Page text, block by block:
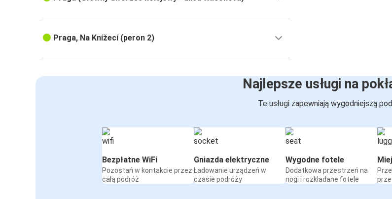
Praga, Na Knížecí (peron 2)
Najlepsze usługi na
Te usługi zapewniają wygodniejszą
Bezpłatne WiFi
Pozostań w kontakcie przez
całą podróż
Gniazda elektryczne
Ładowanie urządzeń w
czasie podróży
Wygodne fotele
Dodatkowa przestrzeń na
nogi i rozkładane fotele